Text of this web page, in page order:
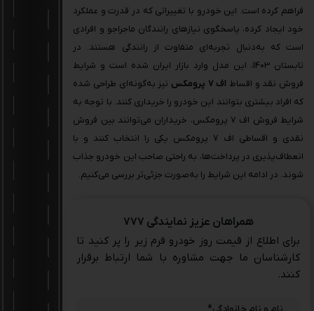
فراهم کرده است. این خودرو با تغییراتی که در قدرت و عملکرد
خود ایجاد کرده، پاسخگوی نیازهای رانندگان ماجراجو و افرادی
است که به‌دنبال تجربه‌ای متفاوت از رانندگی هستند. در
تابستان 1403، این مدل وارد بازار ایران شده است و شرایط
فروش نقد و اقساط اف 7 پرومکس
نیز به‌گونه‌ای طراحی شده
که افراد بیشتری بتوانند این خودرو را خریداری کنند. با توجه به
شرایط فروش اف 7 پرومکس، خریداران می‌توانند بین فروش
نقدی و اقساطی اف 7 پرومکس یکی را انتخاب کنند و با
انعطاف‌پذیری در پرداخت‌ها، به راحتی صاحب این خودرو جذاب
شوند. در ادامه این شرایط را به‌صورت جزئی‌تر بررسی می‌کنیم.
همراهان عزیز نمایندگی ۷۷۷
برای اطلاع از قیمت روز خودرو فرم زیر را پر کنید تا
کارشناسان ما جهت مشاوره با شما ارتباط برقرار
کنند.